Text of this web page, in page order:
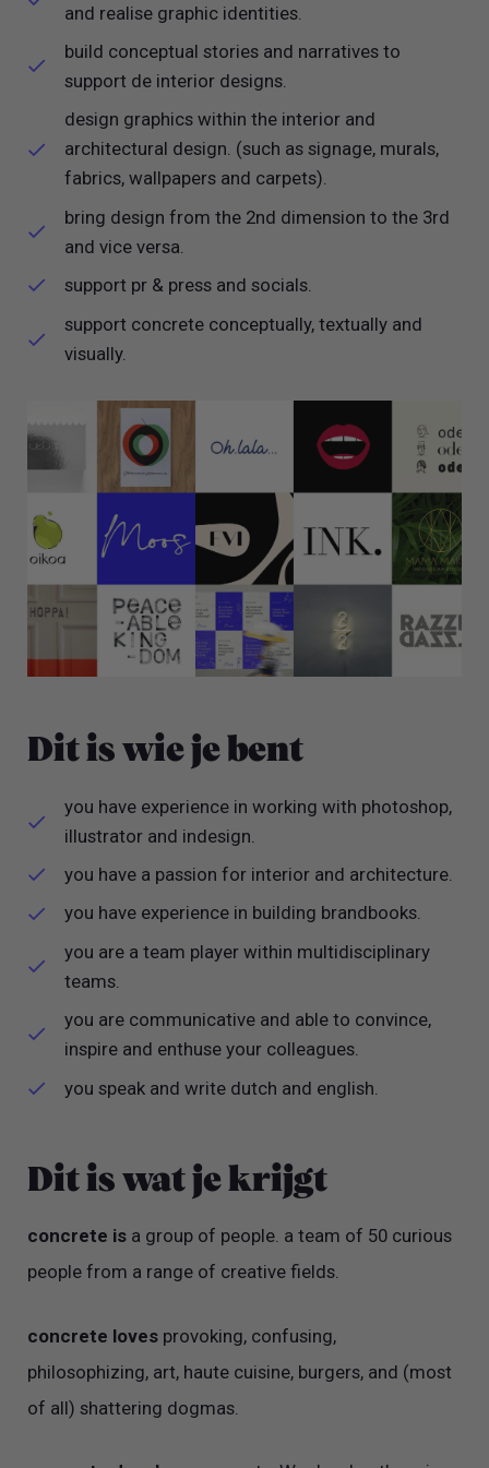
and realise graphic identities.
build conceptual stories and narratives to
support de interior designs.
design graphics within the interior and
architectural design. (such as signage, murals,
fabrics, wallpapers and carpets).
bring design from the 2nd dimension to the 3rd
and vice versa.
support pr & press and socials.
support concrete conceptually, textually and
visually.
Dit is wie je bent
you have experience in working with photoshop,
illustrator and indesign.
you have a passion for interior and architecture.
you have experience in building brandbooks.
you are a team player within multidisciplinary
teams.
you are communicative and able to convince,
inspire and enthuse your colleagues.
you speak and write dutch and english.
Dit is wat je krijgt
concrete is a group of people. a team of 50 curious
people from a range of creative fields.
concrete loves provoking, confusing,
philosophizing, art, haute cuisine, burgers, and (most
of all) shattering dogmas.